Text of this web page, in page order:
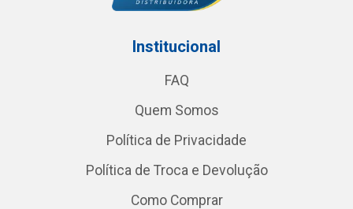
Institucional
FAQ
Quem Somos
Política de Privacidade
Política de Troca e Devolução
Como Comprar